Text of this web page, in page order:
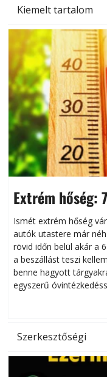
Kiemelt tartalom
Extrém hőség:
megóvhatjuk
Ismét extrém hőség
autók utastere már
rövid időn belül akár a
a beszállást teszi
benne hagyott
egyszerű
Szerkesztőségi